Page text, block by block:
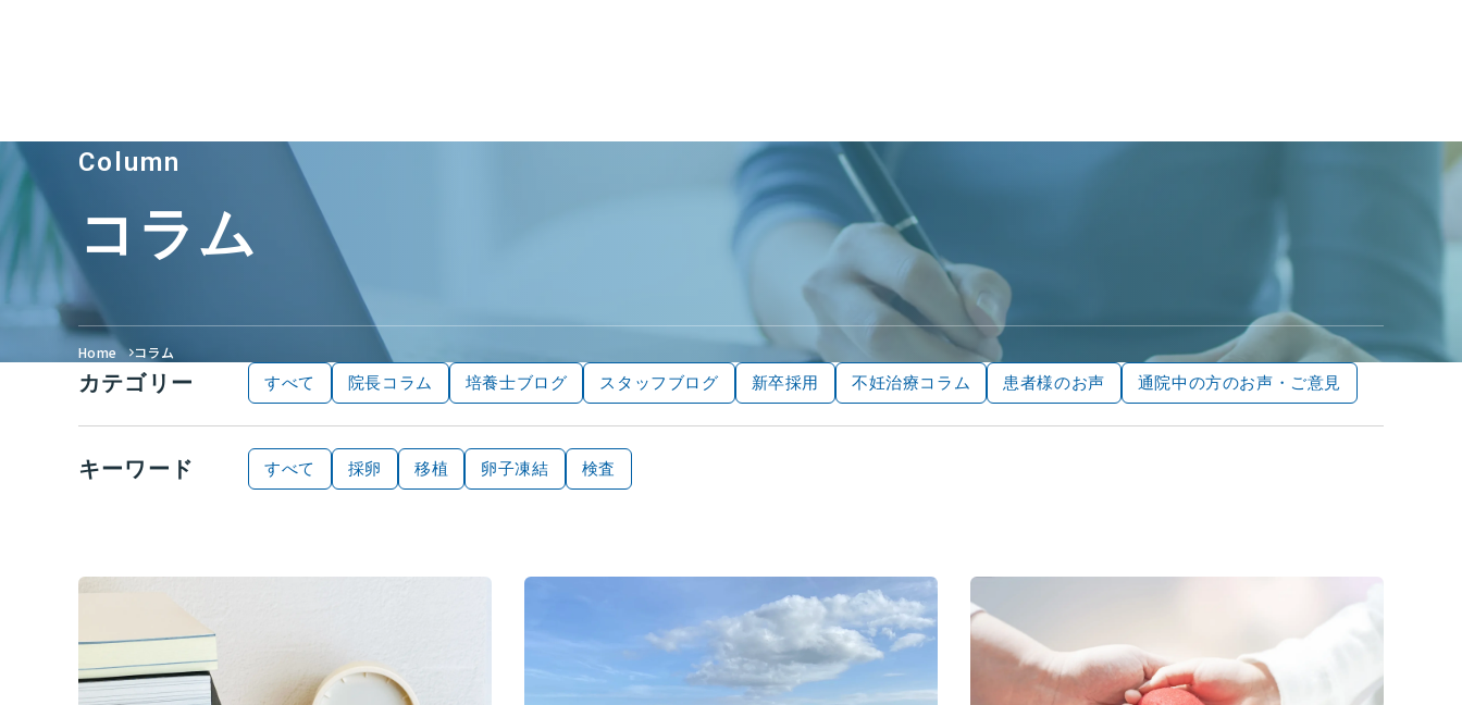
Column
コラム
Home コラム
カテゴリー すべて 院長コラム 培養士ブログ スタッフブログ 新卒採用 不妊治療コラム 患者様のお声 通院中の方のお声・ご意見
キーワード すべて 採卵 移植 卵子凍結 検査